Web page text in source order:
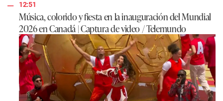
12:51
Música, colorido y fiesta en la inauguración del Mundial
2026 en Canadá | Captura de video / Telemundo